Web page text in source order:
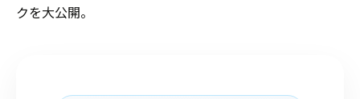
クを大公開。